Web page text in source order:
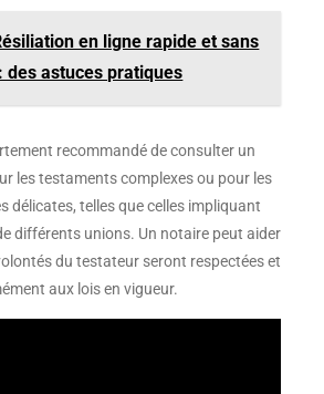
en ligne rapide et sans
des astuces pratiques
recommandé de consulter un
les testaments complexes ou pour les
délicates, telles que celles impliquant
différents unions. Un notaire peut aider
du testateur seront respectées et
aux lois en vigueur.